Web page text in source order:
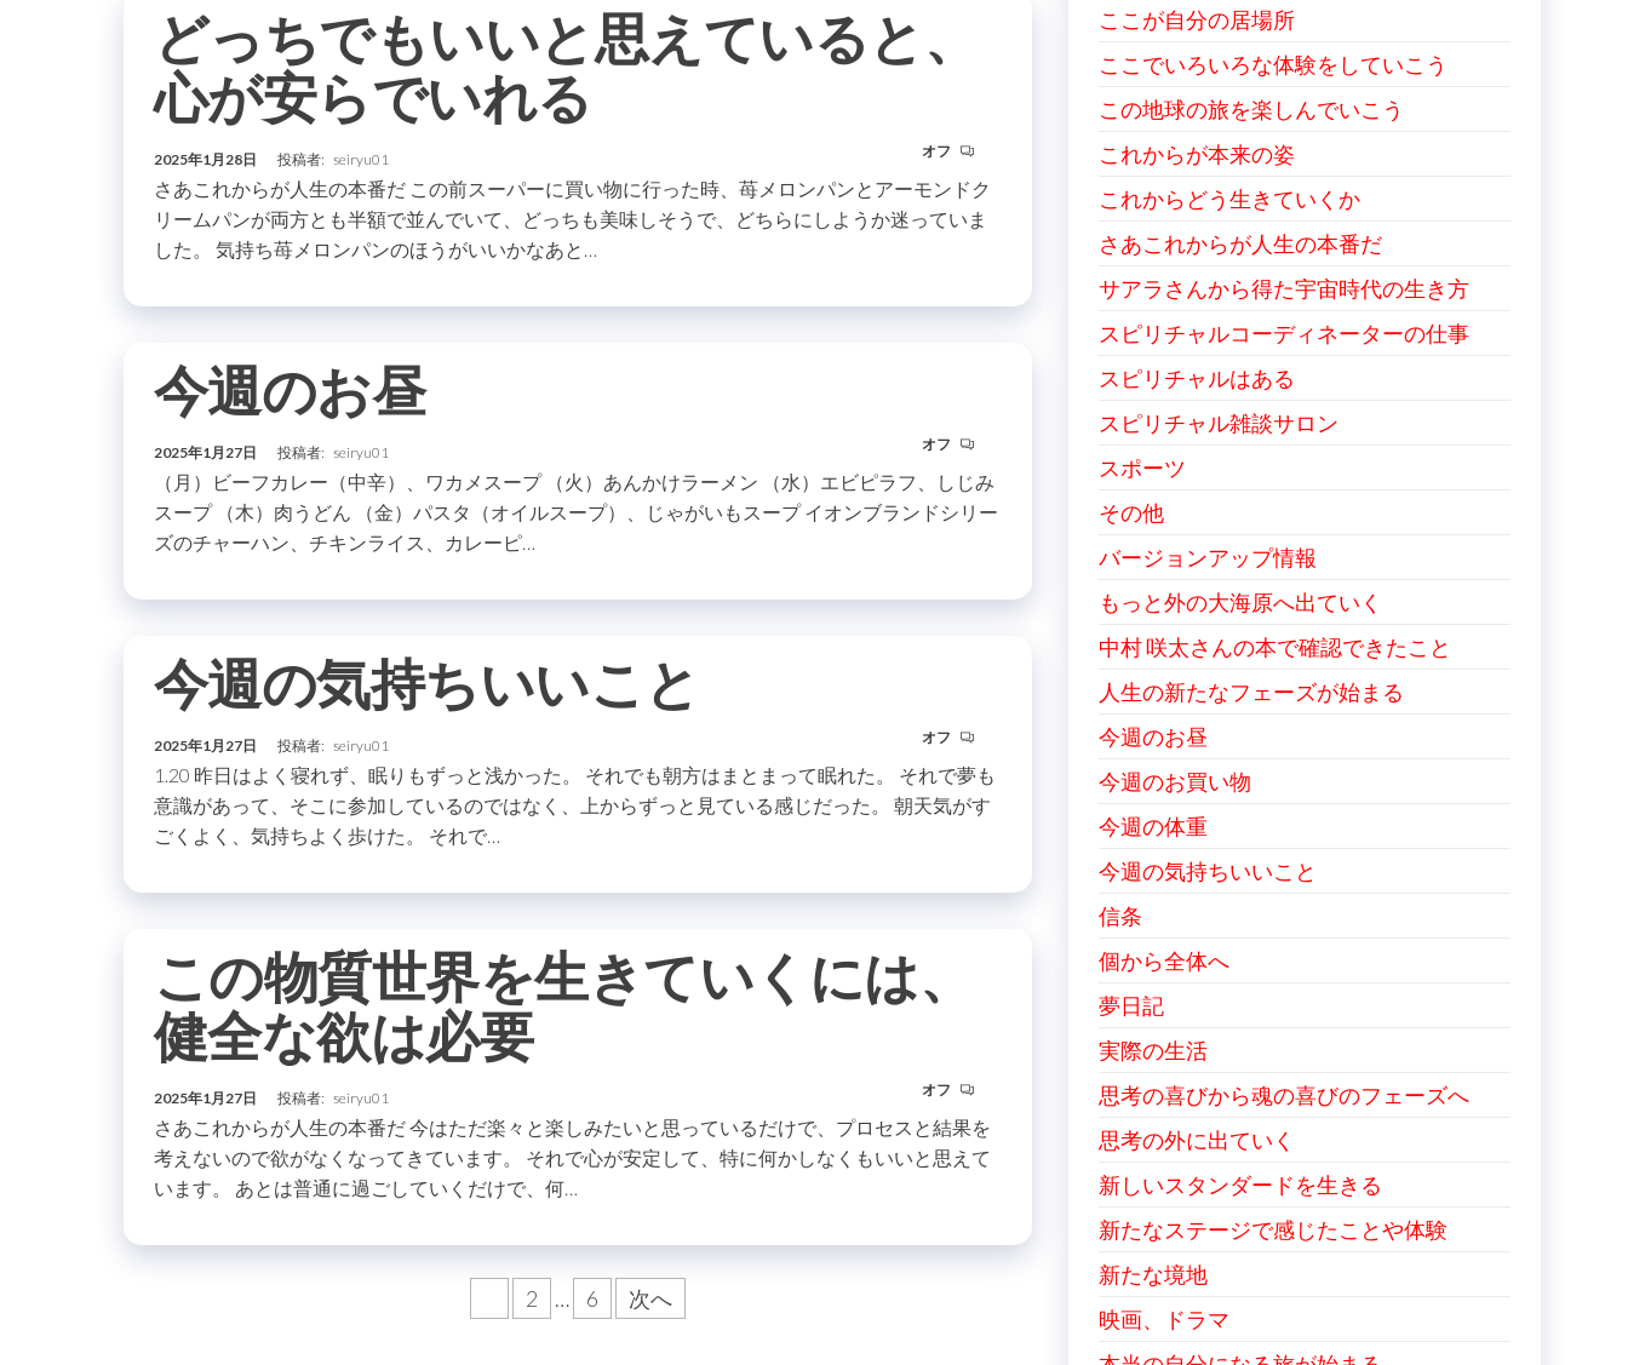
どっちでもいいと思えていると、
心が安らでいれる
2025年1月28日 投稿者: seiryu01 オフ
さあこれからが人生の本番だ この前スーパーに買い物に行った時、苺メロンパンとアーモンドク
リームパンが両方とも半額で並んでいて、どっちも美味しそうで、どちらにしようか迷っていま
した。 気持ち苺メロンパンのほうがいいかなあと…
今週のお昼
2025年1月27日 投稿者: seiryu01 オフ
（月）ビーフカレー（中辛）、ワカメスープ （火）あんかけラーメン （水）エビピラフ、しじみ
スープ （木）肉うどん （金）パスタ（オイルスープ）、じゃがいもスープ イオンブランドシリー
ズのチャーハン、チキンライス、カレーピ…
今週の気持ちいいこと
2025年1月27日 投稿者: seiryu01 オフ
1.20 昨日はよく寝れず、眠りもずっと浅かった。 それでも朝方はまとまって眠れた。 それで夢も
意識があって、そこに参加しているのではなく、上からずっと見ている感じだった。 朝天気がす
ごくよく、気持ちよく歩けた。 それで…
この物質世界を生きていくには、
健全な欲は必要
2025年1月27日 投稿者: seiryu01 オフ
さあこれからが人生の本番だ 今はただ楽々と楽しみたいと思っているだけで、プロセスと結果を
考えないので欲がなくなってきています。 それで心が安定して、特に何かしなくもいいと思えて
います。 あとは普通に過ごしていくだけで、何…
2 … 6 次へ
ここが自分の居場所
ここでいろいろな体験をしていこう
この地球の旅を楽しんでいこう
これからが本来の姿
これからどう生きていくか
さあこれからが人生の本番だ
サアラさんから得た宇宙時代の生き方
スピリチャルコーディネーターの仕事
スピリチャルはある
スピリチャル雑談サロン
スポーツ
その他
バージョンアップ情報
もっと外の大海原へ出ていく
中村 咲太さんの本で確認できたこと
人生の新たなフェーズが始まる
今週のお昼
今週のお買い物
今週の体重
今週の気持ちいいこと
信条
個から全体へ
夢日記
実際の生活
思考の喜びから魂の喜びのフェーズへ
思考の外に出ていく
新しいスタンダードを生きる
新たなステージで感じたことや体験
新たな境地
映画、ドラマ